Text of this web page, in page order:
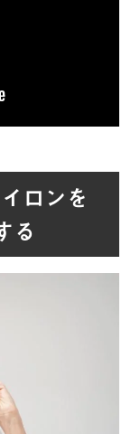
ロンを
る